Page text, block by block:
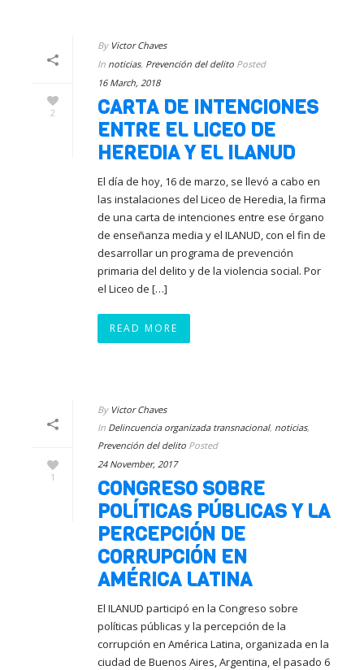
2
By Victor Chaves
In noticias, Prevención del delito Posted
16 March, 2018
CARTA DE INTENCIONES
ENTRE EL LICEO DE
HEREDIA Y EL ILANUD
El día de hoy, 16 de marzo, se llevó a cabo en
las instalaciones del Liceo de Heredia, la firma
de una carta de intenciones entre ese órgano
de enseñanza media y el ILANUD, con el fin de
desarrollar un programa de prevención
primaria del delito y de la violencia social. Por
el Liceo de […]
READ MORE
1
By Victor Chaves
In Delincuencia organizada transnacional, noticias,
Prevención del delito Posted
24 November, 2017
CONGRESO SOBRE
POLÍTICAS PÚBLICAS Y LA
PERCEPCIÓN DE
CORRUPCIÓN EN
AMÉRICA LATINA
El ILANUD participó en la Congreso sobre
políticas públicas y la percepción de la
corrupción en América Latina, organizada en la
ciudad de Buenos Aires, Argentina, el pasado 6